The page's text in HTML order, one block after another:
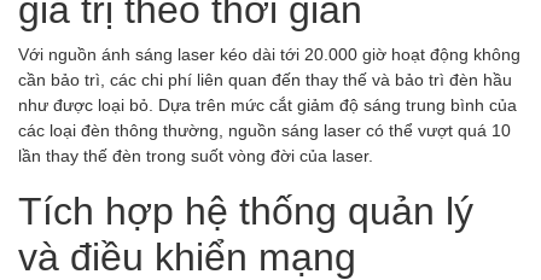
Với nguồn ánh sáng laser kéo dài tới 20.000 giờ hoạt động không
cần bảo trì, các chi phí liên quan đến thay thế và bảo trì đèn hầu
như được loại bỏ. Dựa trên mức cắt giảm độ sáng trung bình của
các loại đèn thông thường, nguồn sáng laser có thể vượt quá 10
lần thay thế đèn trong suốt vòng đời của laser.
Tích hợp hệ thống quản lý
và điều khiển mạng